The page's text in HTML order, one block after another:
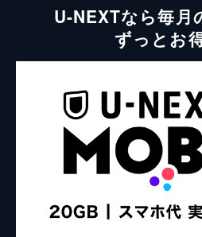
U-NEXTなら毎月
ずっとお